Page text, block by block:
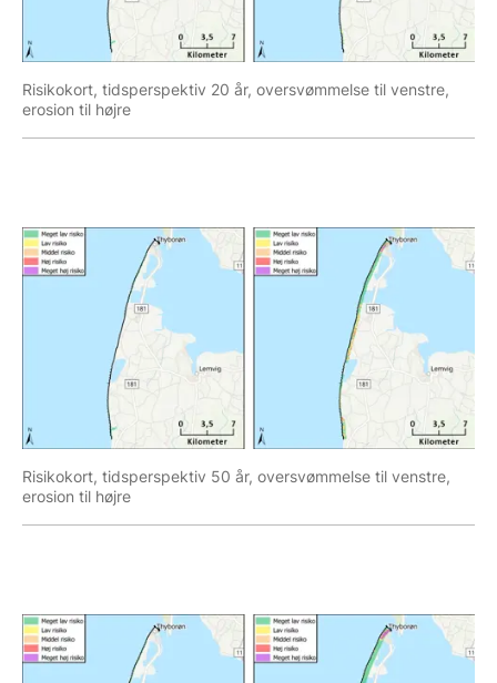
Risikokort, tidsperspektiv 20 år, oversvømmelse til venstre,
erosion til højre
Risikokort, tidsperspektiv 50 år, oversvømmelse til venstre,
erosion til højre